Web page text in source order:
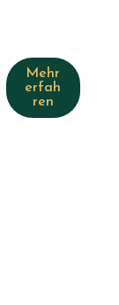
Mehr
erfah
ren